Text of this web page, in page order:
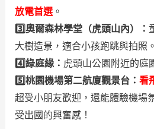
放電首選。
3️⃣奧爾森林學堂（虎頭山內）：
大樹造景，適合小孩跑跳與拍照。
4️⃣綠庭緣： 虎頭山公園附近的庭
5️⃣桃園機場第二航廈觀景台： 看
超受小朋友歡迎， 還能體驗機場
受出國的興奮感！